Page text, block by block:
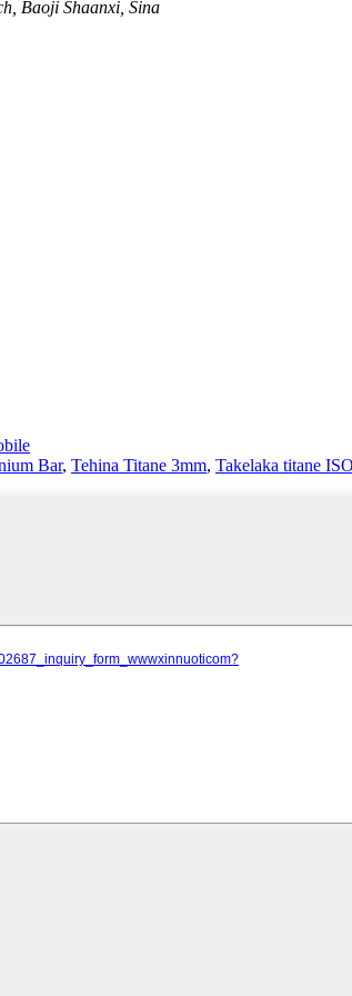
Baoji Shaanxi, Sina
Bar, Tehina Titane 3mm, Takelaka titane